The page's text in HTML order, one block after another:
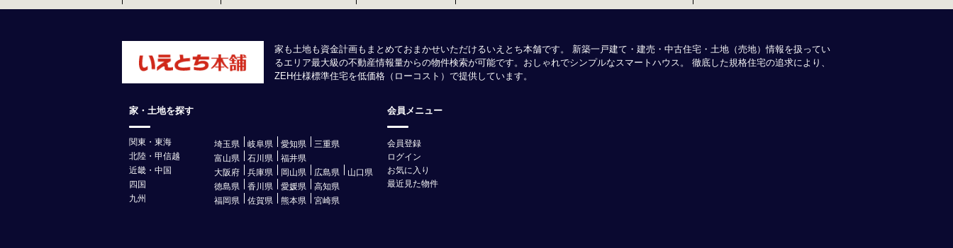
家も土地も資金計画もまとめておまかせいただけるいえとち本舗です。 新築一戸建て・建売・中古住宅・土地（売地）情報を扱ってい
るエリア最大級の不動産情報量からの物件検索が可能です。おしゃれでシンプルなスマートハウス。 徹底した規格住宅の追求により、
ZEH仕様標準住宅を低価格（ローコスト）で提供しています。
家・土地を探す
関東・東海 埼玉県 岐阜県 愛知県
三重県
北陸・甲信越
富山県 石川県
福井県
近畿・中国
大阪府 兵庫県 岡山県 広島県
山口県
四国
徳島県 香川県 愛媛県
高知県
九州
福岡県 佐賀県 熊本県 宮崎県
会員メニュー
会員登録
ログイン
お気に入り
最近見た物件